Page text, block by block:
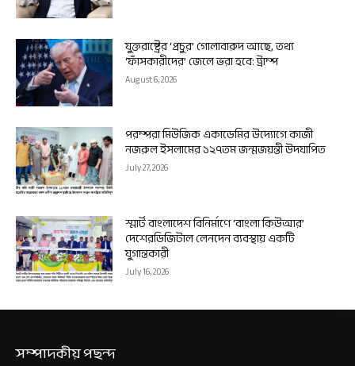
যুক্তরাষ্ট্রের ‘প্রচুর’ গোলাবারুদ আছে, তথ্য
‘ফাঁসকারীদের’ জেলে ভরা হবে: ট্রাম্প
August 6, 2026
পরম্পরা মিউজিক একাডেমির উদ্যোগে কাজী
নজরুল ইসলামের ১২৭তম জন্মজয়ন্তী উদযাপিত
July 27, 2026
স্মার্ট বাংলাদেশ বিনির্মাণে ‘বাংলা কিউআর’
দেশেরডিজিটাল লেনদেন ব্যবস্থায় একটি
যুগান্তকারী
July 16, 2026
সম্পাদকীয় পছন্দ